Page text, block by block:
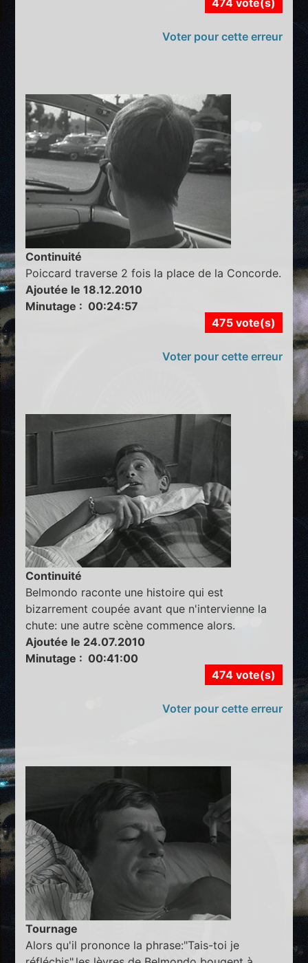
Voter pour cette erreur
Continuité
Poiccard traverse 2 fois la place de la Concorde.
Ajoutée le 18.12.2010
Minutage : 00:24:57
475 vote(s)
Voter pour cette erreur
Continuité
Belmondo raconte une histoire qui est
bizarrement coupée avant que n'intervienne la
chute: une autre scène commence alors.
Ajoutée le 24.07.2010
Minutage : 00:41:00
474 vote(s)
Voter pour cette erreur
Tournage
Alors qu'il prononce la phrase:"Tais-toi je